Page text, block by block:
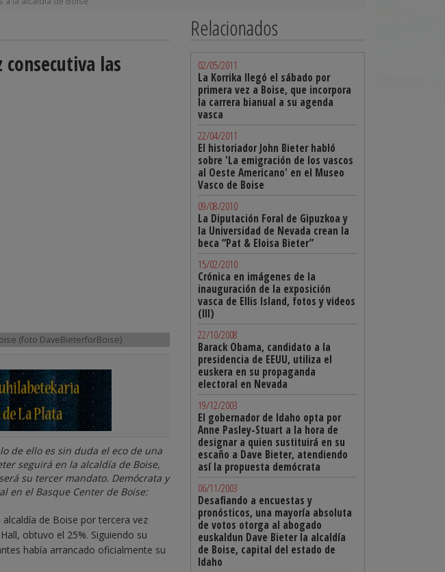
las
(foto DaveBieterforBoise)
de ello es sin duda el eco de una
seguirá en la alcaldía de Boise,
su tercer mandato. Demócrata y
en el Basque Center de Boise:
de Boise por tercera vez
obtuvo el 25%. Siguiendo su
había arrancado oficialmente su
Relacionados
02/05/2011
La Korrika llegó el sábado por
primera vez a Boise, que incorpora
la carrera bianual a su agenda
vasca
22/04/2011
El historiador John Bieter habló
sobre 'La emigración de los vascos
al Oeste Americano' en el Museo
Vasco de Boise
09/08/2010
La Diputación Foral de Gipuzkoa y
la Universidad de Nevada crean la
beca “Pat & Eloisa Bieter”
15/02/2010
Crónica en imágenes de la
inauguración de la exposición
vasca de Ellis Island, fotos y videos
(III)
22/10/2008
Barack Obama, candidato a la
presidencia de EEUU, utiliza el
euskera en su propaganda
electoral en Nevada
19/12/2003
El gobernador de Idaho opta por
Anne Pasley-Stuart a la hora de
designar a quien sustituirá en su
escaño a Dave Bieter, atendiendo
así la propuesta demócrata
06/11/2003
Desafiando a encuestas y
pronósticos, una mayoría absoluta
de votos otorga al abogado
euskaldun Dave Bieter la alcaldía
de Boise, capital del estado de
Idaho